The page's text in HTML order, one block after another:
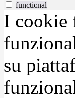
functional
I cookie
su